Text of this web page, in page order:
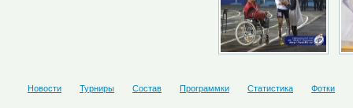
Новости Турниры Состав Программки Статистика Фотки